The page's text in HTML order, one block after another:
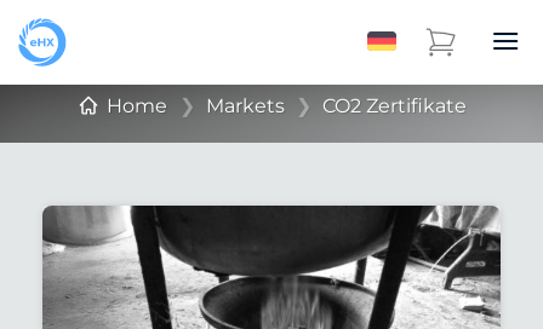
Home ❯ Markets ❯ CO2 Zertifikate